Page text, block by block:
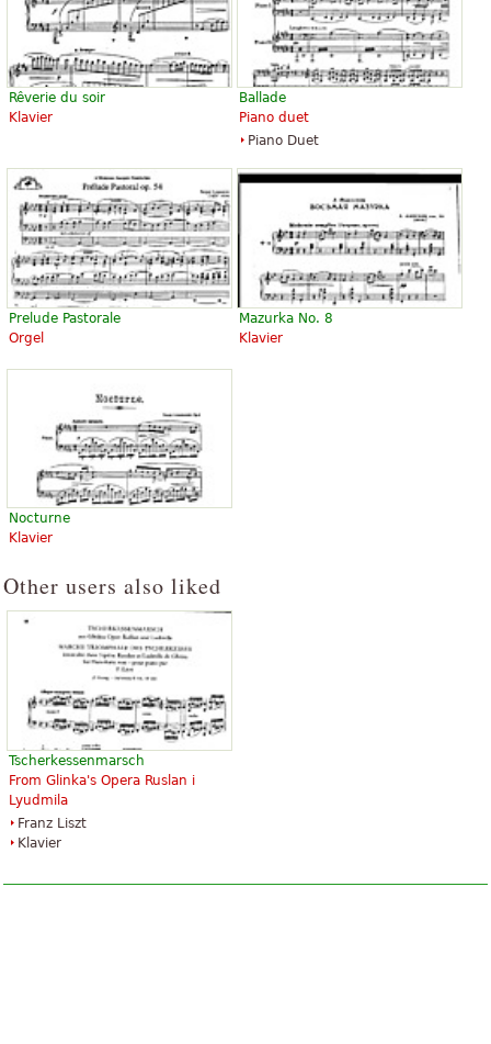
Rêverie du soir
Klavier
Ballade
Piano duet
Piano Duet
Prelude Pastorale
Orgel
Mazurka No. 8
Klavier
Nocturne
Klavier
Other users also liked
Tscherkessenmarsch
From Glinka's Opera Ruslan i
Lyudmila
Franz Liszt
Klavier